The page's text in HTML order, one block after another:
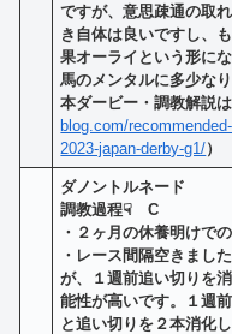
ですが、意思疎通の取
き自体は良いですし、
果オーライという形に
馬のメンタルに多少な
本ダービー・調教解説
blog.com/
2023-japan-derby-g1/）
ダノントルネード
調教過程☟
C
・２ ヶ月の休養明けで
・レース間隔空きまし
が、１週前追い切りを
能性が高いです。１週
と追い切りを２本消化